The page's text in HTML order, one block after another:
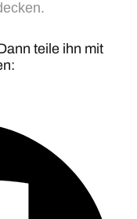
teile ihn mit